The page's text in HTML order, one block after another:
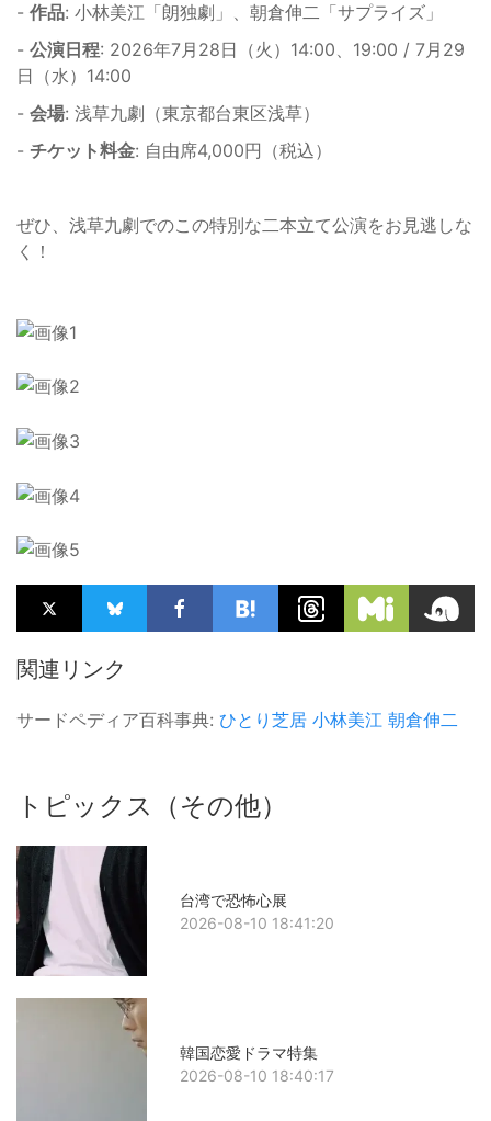
- 作品: 小林美江「朗独劇」、朝倉伸二「サプライズ」
- 公演日程: 2026年7月28日（火）14:00、19:00 / 7月29
日（水）14:00
- 会場: 浅草九劇（東京都台東区浅草）
- チケット料金: 自由席4,000円（税込）
ぜひ、浅草九劇でのこの特別な二本立て公演をお見逃しな
く！
関連リンク
サードペディア百科事典: ひとり芝居 小林美江 朝倉伸二
トピックス（その他）
台湾で恐怖心展
2026-08-10 18:41:20
韓国恋愛ドラマ特集
2026-08-10 18:40:17